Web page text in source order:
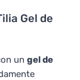
Gel de
un gel de